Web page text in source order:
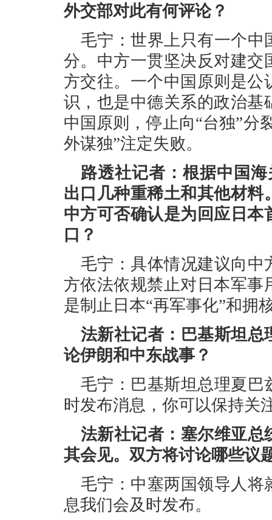
外交部对此有何评论？
毛宁：世界上只有一个中
分。中方一贯坚决反对建
方交往。一个中国原则是
识，也是中德关系的政治
中国原则，停止向“台独”分
外谋独”注定失败。
路透社记者：根据中国
出口几种重稀土和其他材
中方可否确认是为回应日
口？
毛宁：具体情况建议向中
方依法依规禁止对日本军
是制止日本“再军事化”和拥
法新社记者：巴基斯坦总
论伊朗和中东战事？
毛宁：巴基斯坦总理夏巴
时发布消息，你可以保持关
法新社记者：塞尔维亚总
其会见。双方将讨论哪些议
毛宁：中塞两国领导人将
息我们会及时发布。